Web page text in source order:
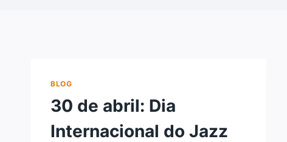
BLOG
30 de abril: Dia
Internacional do Jazz